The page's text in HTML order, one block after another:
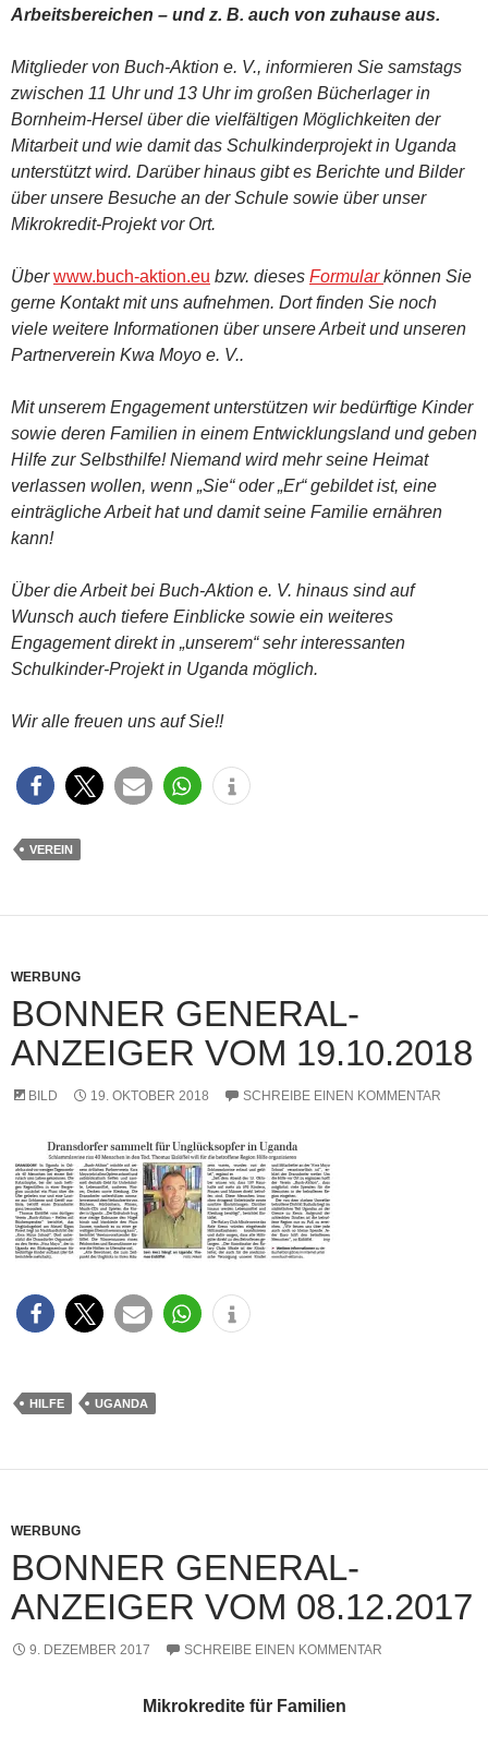
Arbeitsbereichen – und z. B. auch von zuhause aus.
Mitglieder von Buch-Aktion e. V., informieren Sie samstags
zwischen 11 Uhr und 13 Uhr im großen Bücherlager in
Bornheim-Hersel über die vielfältigen Möglichkeiten der
Mitarbeit und wie damit das Schulkinderprojekt in Uganda
unterstützt wird. Darüber hinaus gibt es Berichte und Bilder
über unsere Besuche an der Schule sowie über unser
Mikrokredit-Projekt vor Ort.
Überwww.buch-aktion.eu bzw. dieses Formularkönnen Sie
gerne Kontakt mit uns aufnehmen. Dort finden Sie noch
viele weitere Informationen über unsere Arbeit und unseren
Partnerverein Kwa Moyo e. V..
Mit unserem Engagement unterstützen wir bedürftige Kinder
sowie deren Familien in einem Entwicklungsland und geben
Hilfe zur Selbsthilfe! Niemand wird mehr seine Heimat
verlassen wollen, wenn „Sie“ oder „Er“ gebildet ist, eine
einträgliche Arbeit hat und damit seine Familie ernähren
kann!
Über die Arbeit bei Buch-Aktion e. V. hinaus sind auf
Wunsch auch tiefere Einblicke sowie ein weiteres
Engagement direkt in „unserem“ sehr interessanten
Schulkinder-Projekt in Uganda möglich.
Wir alle freuen uns auf Sie!!
VEREIN
WERBUNG
BONNER GENERAL-
ANZEIGER VOM 19.10.2018
BILD 19. OKTOBER 2018 SCHREIBE EINEN KOMMENTAR
HILFE UGANDA
WERBUNG
BONNER GENERAL-
ANZEIGER VOM 08.12.2017
9. DEZEMBER 2017 SCHREIBE EINEN KOMMENTAR
Mikrokredite für Familien